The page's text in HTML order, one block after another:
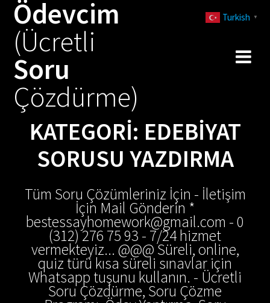
Ödevcim
(Ücretli
Soru
Çözdürme)
KATEGORI: EDEBIYAT
SORUSU YAZDIRMA
Tüm Soru Çözümleriniz İçin - İletişim
İçin Mail Gönderin *
bestessayhomework@gmail.com - 0
(312) 276 75 93 - 7/24 hizmet
vermekteyiz... @@@ Süreli, online,
quiz türü kısa süreli sınavlar için
Whatsapp tuşunu kullanın. - Ücretli
Soru Çözdürme, Soru Çözme
Turkish ▼